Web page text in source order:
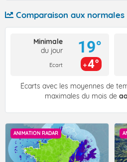
Comparaison aux normales
Minimale
du jour
Ecart
19°
4°
Écarts avec les moyennes de
maximales du mois de
ANIMATION RADAR